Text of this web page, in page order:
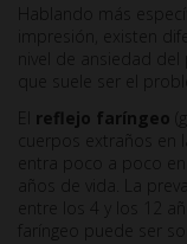
Hablando más
impresión, existen
nivel de ansiedad
que suele ser el
reflejo faríngeo
cuerpos extraños en
entra poco a poco
años de vida. La
entre los 4 y los 12
faríngeo puede ser